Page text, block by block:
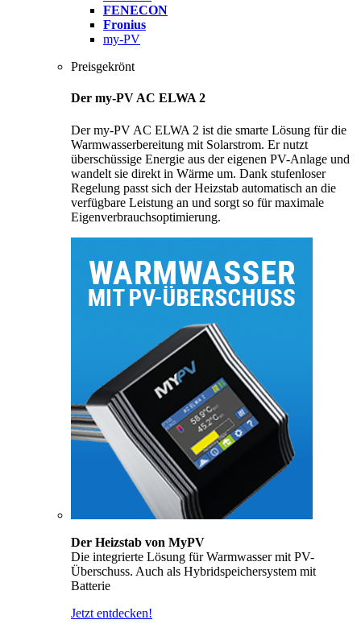
FENECON
Fronius
my-PV
Preisgekrönt
Der my-PV AC ELWA 2
Der my-PV AC ELWA 2 ist die smarte Lösung für die
Warmwasserbereitung mit Solarstrom. Er nutzt
überschüssige Energie aus der eigenen PV-Anlage und
wandelt sie direkt in Wärme um. Dank stufenloser
Regelung passt sich der Heizstab automatisch an die
verfügbare Leistung an und sorgt so für maximale
Eigenverbrauchsoptimierung.
Der Heizstab von MyPV
Die integrierte Lösung für Warmwasser mit PV-
Überschuss. Auch als Hybridspeichersystem mit
Batterie
Jetzt entdecken!